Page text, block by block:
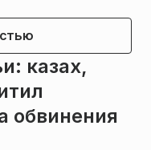
казах,
обвинения